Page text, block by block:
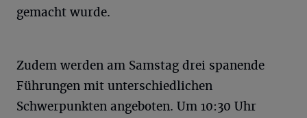
gemacht wurde.
Zudem werden am Samstag drei spanende
Führungen mit unterschiedlichen
Schwerpunkten angeboten. Um 10:30 Uhr